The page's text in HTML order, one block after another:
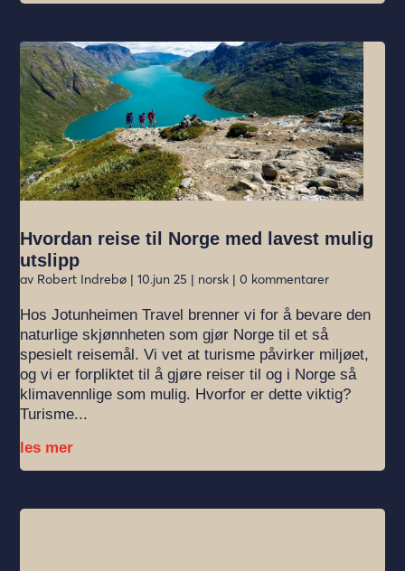
Hvordan reise til Norge med lavest mulig
utslipp
av Robert Indrebø |10.jun 25 | norsk | 0 kommentarer
Hos Jotunheimen Travel brenner vi for å bevare den
naturlige skjønnheten som gjør Norge til et så
spesielt reisemål. Vi vet at turisme påvirker miljøet,
og vi er forpliktet til å gjøre reiser til og i Norge så
klimavennlige som mulig. Hvorfor er dette viktig?
Turisme...
les mer